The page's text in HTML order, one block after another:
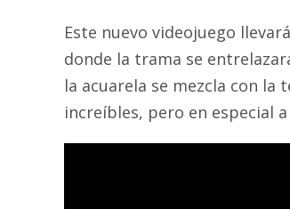
Este nuevo videojuego
donde la trama se
la acuarela se mezcla con la
increíbles, pero en especial